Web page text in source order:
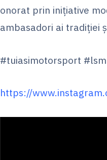
onorat prin inițiative
ambasadori ai tradiției
#tuiasimotorsport
https://